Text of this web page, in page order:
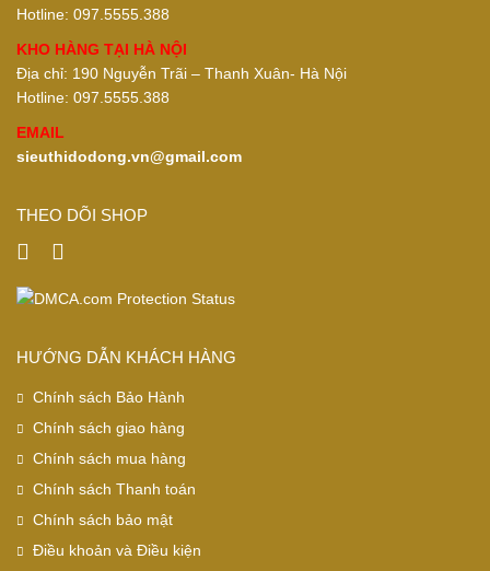
Hotline: 097.5555.388
KHO HÀNG TẠI HÀ NỘI
Địa chỉ: 190 Nguyễn Trãi – Thanh Xuân- Hà Nội
Hotline: 097.5555.388
EMAIL
sieuthidodong.vn@gmail.com
THEO DÕI SHOP
HƯỚNG DẪN KHÁCH HÀNG
Chính sách Bảo Hành
Chính sách giao hàng
Chính sách mua hàng
Chính sách Thanh toán
Chính sách bảo mật
Điều khoản và Điều kiện